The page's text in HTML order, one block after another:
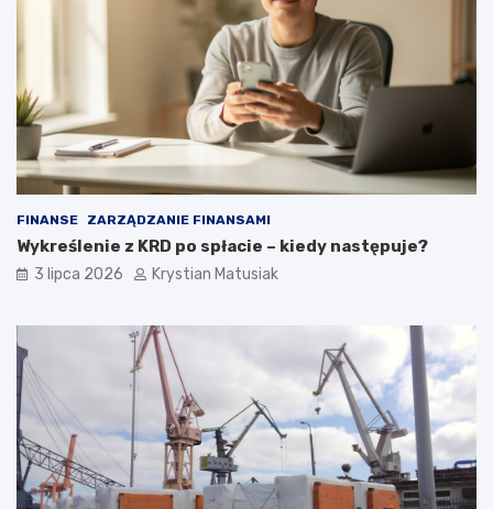
FINANSE ZARZĄDZANIE FINANSAMI
Wykreślenie z KRD po spłacie – kiedy następuje?
3 lipca 2026 Krystian Matusiak